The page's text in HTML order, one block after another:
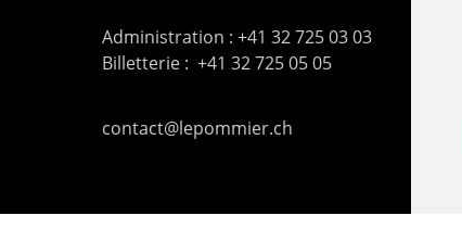
Administration : +41 32 725 03 03
Billetterie : +41 32 725 05 05
contact@lepommier.ch